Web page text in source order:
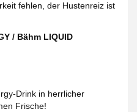
fehlen, der Hustenreiz ist
/ Bähm LIQUID
Drink in herrlicher
Frische!